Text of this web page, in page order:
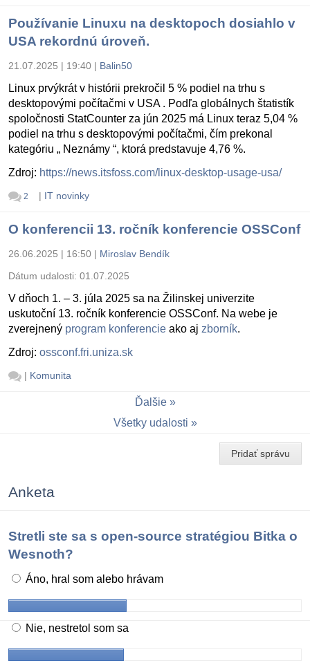
Používanie Linuxu na desktopoch dosiahlo v
USA rekordnú úroveň.
21.07.2025 | 19:40 | Balin50
Linux prvýkrát v histórii prekročil 5 % podiel na trhu s
desktopovými počítačmi v USA . Podľa globálnych štatistík
spoločnosti StatCounter za jún 2025 má Linux teraz 5,04 %
podiel na trhu s desktopovými počítačmi, čím prekonal
kategóriu „ Neznámy “, ktorá predstavuje 4,76 %.
Zdroj: https://news.itsfoss.com/linux-desktop-usage-usa/
2 | IT novinky
O konferencii 13. ročník konferencie OSSConf
26.06.2025 | 16:50 | Miroslav Bendík
Dátum udalosti: 01.07.2025
V dňoch 1. – 3. júla 2025 sa na Žilinskej univerzite
uskutoční 13. ročník konferencie OSSConf. Na webe je
zverejnený program konferencie ako aj zborník.
Zdroj: ossconf.fri.uniza.sk
| Komunita
Ďalšie
Všetky udalosti
Pridať správu
Anketa
Stretli ste sa s open-source stratégiou Bitka o
Wesnoth?
Áno, hral som alebo hrávam
Nie, nestretol som sa